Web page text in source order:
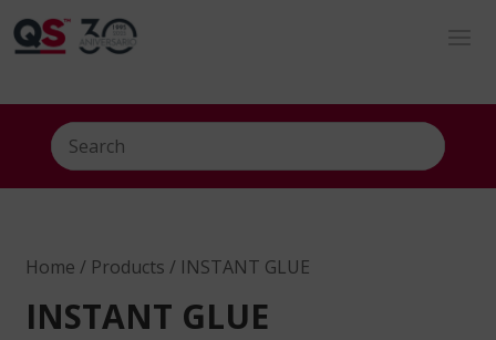
Home / Products / INSTANT GLUE
INSTANT GLUE